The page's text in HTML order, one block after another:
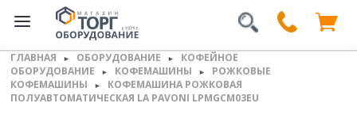
ГЛАВНАЯ ► ОБОРУДОВАНИЕ ►
КОФЕЙНОЕ
ОБОРУДОВАНИЕ
► КОФЕМАШИНЫ ►
РОЖКОВЫЕ
КОФЕМАШИНЫ
►
КОФЕМАШИНА РОЖКОВАЯ
ПОЛУАВТОМАТИЧЕСКАЯ LA PAVONI LPMGCM03EU